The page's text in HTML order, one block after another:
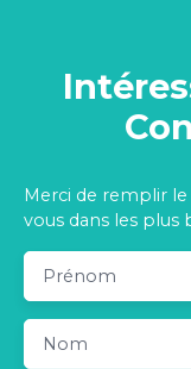
Merci de remplir
vous dans les plus
Prénom
Nom